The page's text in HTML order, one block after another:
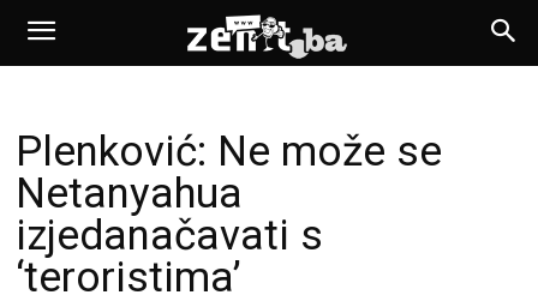
Plenković: Ne može se
Netanyahua
izjedanačavati s
‘teroristima’